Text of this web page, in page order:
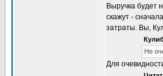
Выручка будет
скажут -
затраты. Вы,
Не
Для